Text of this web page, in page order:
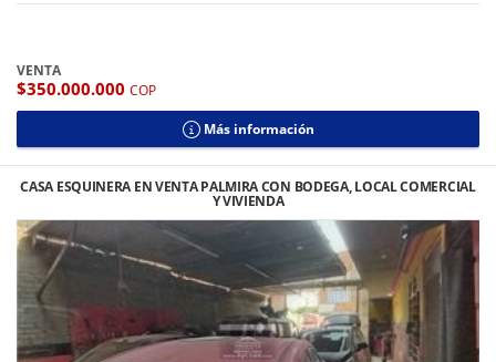
VENTA
$350.000.000 COP
Más información
CASA ESQUINERA EN VENTA PALMIRA CON BODEGA, LOCAL COMERCIAL
Y VIVIENDA